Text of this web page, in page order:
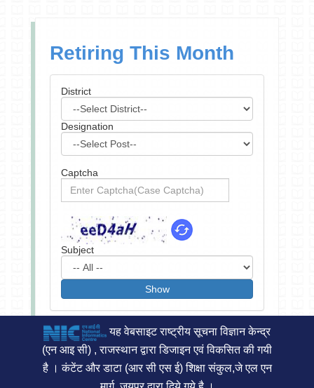
Retiring This Month
District
Designation
Captcha
Subject
यह वेबसाइट राष्ट्रीय सूचना विज्ञान केन्द्र
(एन आइ सी) , राजस्थान द्वारा डिजाइन एवं विकसित की गयी
है । कंटेंट और डाटा (आर सी एस ई) शिक्षा संकुल,जे एल एन